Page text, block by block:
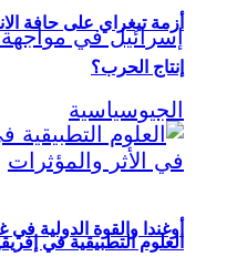
أوغندا والقوة الدولية
أزمة تيغراي على حافة
إنتاج الحرب؟
العلوم التطبيقية في